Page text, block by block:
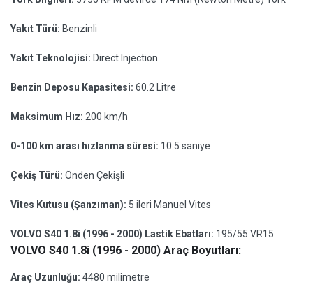
Yakıt Türü: Benzinli
Yakıt Teknolojisi: Direct Injection
Benzin Deposu Kapasitesi: 60.2 Litre
Maksimum Hız: 200 km/h
0-100 km arası hızlanma süresi: 10.5 saniye
Çekiş Türü: Önden Çekişli
Vites Kutusu (Şanzıman): 5 ileri Manuel Vites
VOLVO S40 1.8i (1996 - 2000) Lastik Ebatları: 195/55 VR15
VOLVO S40 1.8i (1996 - 2000) Araç Boyutları:
Araç Uzunluğu: 4480 milimetre